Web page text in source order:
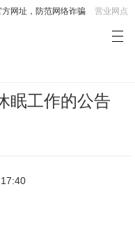
方网址，防范网络诈骗 营业网点
眠工作的公告